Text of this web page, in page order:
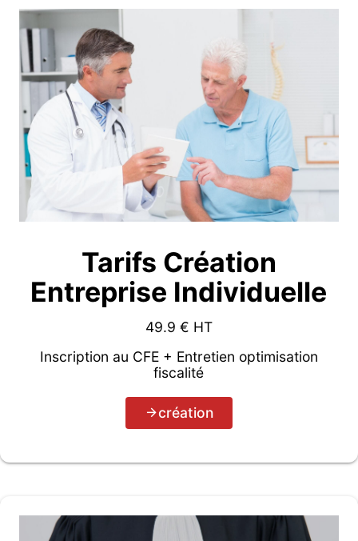
Tarifs Création
Entreprise Individuelle
49.9 € HT
Inscription au CFE + Entretien optimisation
fiscalité
création